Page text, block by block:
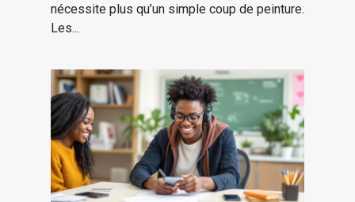
nécessite plus qu’un simple coup de peinture.
Les...